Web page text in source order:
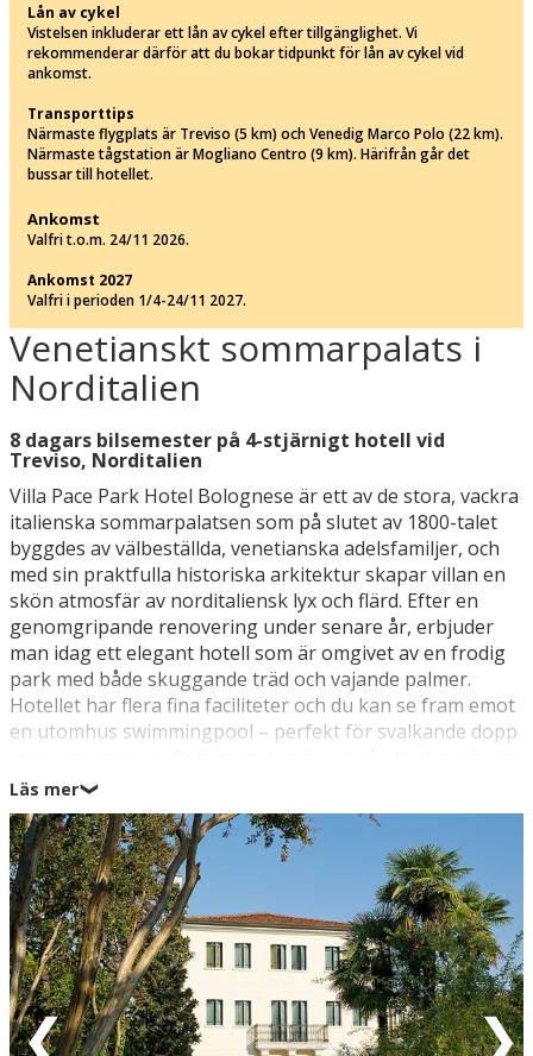
Venetianskt sommarpalats i
Norditalien
8 dagars bilsemester på 4-stjärnigt hotell vid
Treviso, Norditalien
Villa Pace Park Hotel Bolognese är ett av de stora, vackra
italienska sommarpalatsen som på slutet av 1800-talet
byggdes av välbeställda, venetianska adelsfamiljer, och
med sin praktfulla historiska arkitektur skapar villan en
skön atmosfär av norditaliensk lyx och flärd. Efter en
genomgripande renovering under senare år, erbjuder
man idag ett elegant hotell som är omgivet av en frodig
park med både skuggande träd och vajande palmer.
Hotellet har flera fina faciliteter och du kan se fram emot
en utomhus swimmingpool – perfekt för svalkande dopp
kommer till utflykter och sightseeing, hotellet ligger
nämligen på den gamla huvudvägen mellan Treviso (4
km) och Venedig (19 km).
Det kan rekommenderas att lära känna den charmiga
kanalstaden Treviso närmare, vars stämningsfulla
centrum påminner om ett Venedig i miniatyr med
kanaler, kyrkor, marknadsplatser samt flera caféer och
restauranger omgivna av den ursprungliga stadsmuren
från medeltiden. Passa också på att besöka originalet,
den helt unika kanalstaden Venedig, ett måste att se när
Läs mer❯
Lån av cykel
Vistelsen inkluderar ett lån av cykel efter tillgänglighet. Vi
rekommenderar därför att du bokar tidpunkt för lån av cykel vid
ankomst.
Transporttips
Närmaste flygplats är Treviso (5 km) och Venedig Marco Polo (22 km).
Närmaste tågstation är Mogliano Centro (9 km). Härifrån går det
bussar till hotellet.
Ankomst
Valfri t.o.m. 24/11 2026.
Ankomst 2027
Valfri i perioden 1/4-24/11 2027.